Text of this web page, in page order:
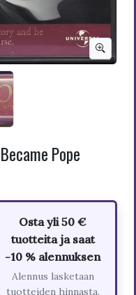
Pope
Osta yli 50 €
tuotteita ja saat
-10 % alennuksen
Alennus lasketaan
tuotteiden hinnasta.